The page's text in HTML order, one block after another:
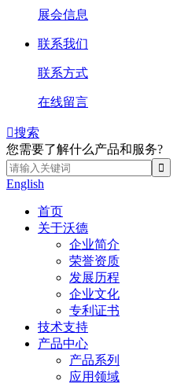
展会信息
联系我们
联系方式
在线留言
搜索
您需要了解什么产品和服务?
English
首页
关于沃德
企业简介
荣誉资质
发展历程
企业文化
专利证书
技术支持
产品中心
产品系列
应用领域